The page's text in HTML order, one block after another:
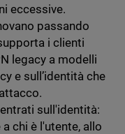
eccessive.
passando
i clienti
legacy a modelli
e sull’identità che
sull'identità:
chi è l'utente, allo